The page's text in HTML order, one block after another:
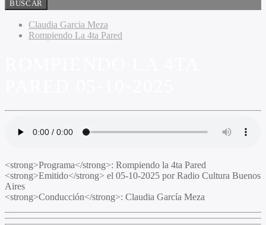
Claudia Garcia Meza
Rompiendo La 4ta Pared
<strong>Programa</strong>: Rompiendo la 4ta Pared
<strong>Emitido</strong> el 05-10-2025 por Radio Cultura Buenos
Aires
<strong>Conducción</strong>: Claudia García Meza